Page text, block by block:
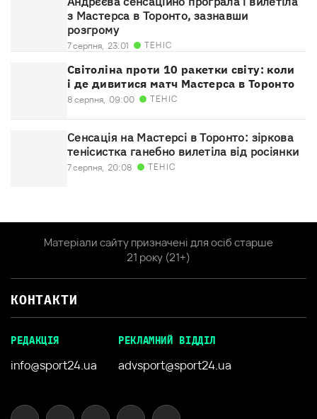
з Мастерса в Торонто, зазнавши
розгрому
7 серпня, 23:01 ТЕНІС
Світоліна проти 10 ракетки світу: коли
і де дивитися матч Мастерса в Торонто
8 серпня, 09:00 ТЕНІС
Сенсація на Мастерсі в Торонто: зіркова
тенісистка ганебно вилетіла від росіянки
7 серпня, 20:08 ТЕНІС
Матеріали сайту призначені для осіб старше
21 року (21+)
КОНТАКТИ
РЕДАКЦІЯ
info@sport24.ua
РЕКЛАМНИЙ ВІДДІЛ
advsport@sport24.ua